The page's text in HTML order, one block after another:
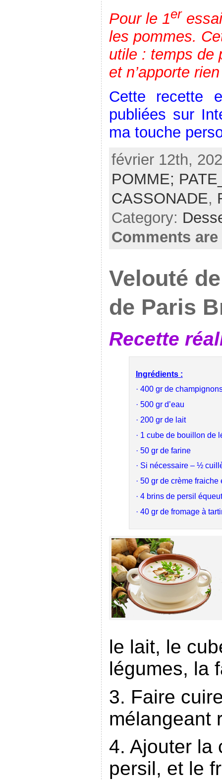
Pour le 1er
les pommes.
utile : temps de
et n’apporte
Cette recette
publiées sur
ma touche
février 12th,
POMME;
CASSONADE,
Category:
Comments
Velouté
de Paris
Recette
Ingrédients :
· 400 gr de
· 500 gr d’eau
· 200 gr de lait
· 1 cube de bouillon de
· 50 gr de farine
· Si nécessaire – ½
· 50 gr de crème
· 4 brins de persil
· 40 gr de fromage à
le lait, le
légumes, la
3. Faire
mélangeant
4. Ajouter la
persil, et le